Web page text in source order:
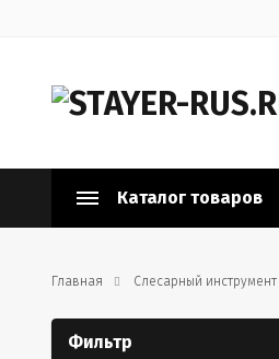
Каталог товаров
Главная Слесарный инструмент
Фильтр